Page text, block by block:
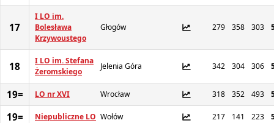
17
I LO im.
Bolesława
Krzywoustego
Głogów 279 358 303
18
I LO im. Stefana
Żeromskiego
Jelenia Góra 342 304 306
19= LO nr XVI Wrocław 318 352 493
19= Niepubliczne LO Wołów 217 141 223